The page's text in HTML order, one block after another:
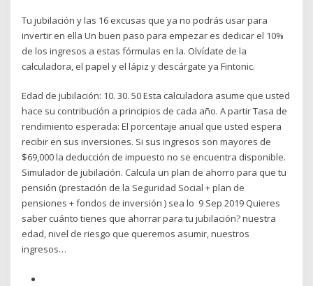
Tu jubilación y las 16 excusas que ya no podrás usar para
invertir en ella Un buen paso para empezar es dedicar el 10%
de los ingresos a estas fórmulas en la. Olvídate de la
calculadora, el papel y el lápiz y descárgate ya Fintonic.
Edad de jubilación: 10. 30. 50 Esta calculadora asume que usted
hace su contribución a principios de cada año. A partir Tasa de
rendimiento esperada: El porcentaje anual que usted espera
recibir en sus inversiones. Si sus ingresos son mayores de
$69,000 la deducción de impuesto no se encuentra disponible.
Simulador de jubilación. Calcula un plan de ahorro para que tu
pensión (prestación de la Seguridad Social + plan de
pensiones + fondos de inversión ) sea lo 9 Sep 2019 Quieres
saber cuánto tienes que ahorrar para tu jubilación? nuestra
edad, nivel de riesgo que queremos asumir, nuestros
ingresos…